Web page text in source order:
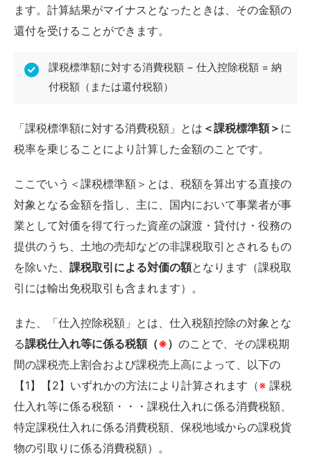
ます。計算結果がマイナスとなったときは、その金額の
還付を受けることができます。
課税標準額に対する消費税額 − 仕入控除税額 = 納
付税額（または還付税額）
「課税標準額に対する消費税額」とは ＜課税標準額＞ に
税率を乗じることにより計算した金額のことです。
ここでいう＜課税標準額＞とは、税額を算出する直接の
対象となる金額を指し、主に、国内において事業者が事
業として対価を得て行った資産の譲渡・貸付け・役務の
提供のうち、土地の売却などの非課税取引とされるもの
を除いた、 課税取引による対価の額となります（課税取
引には輸出免税取引も含まれます）。
また、「仕入控除税額」とは、仕入税額控除の対象とな
る課税仕入れ等に係る税額（※） のことで、その課税期
間の課税売上割合および課税売上高によって、以下の
【1】【2】いずれかの方法により計算されます（※ 課税
仕入れ等に係る税額・・・課税仕入れに係る消費税額、
特定課税仕入れに係る消費税額、保税地域からの課税貨
物の引取りに係る消費税額）。